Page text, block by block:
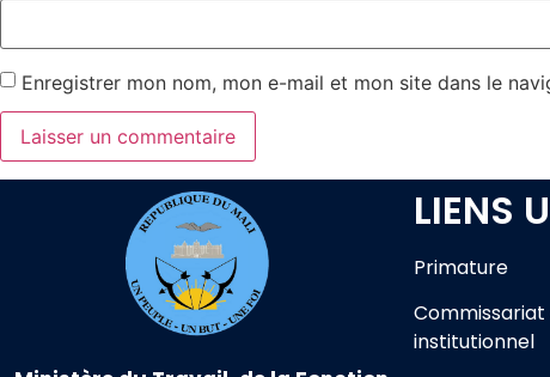
Enregistrer mon nom, mon e-mail et mon site dans le
LIENS
Primature
institutionnel